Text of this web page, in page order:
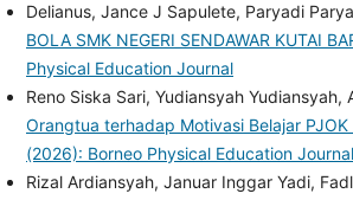
Delianus, Jance J Sapulete, Paryadi
BOLA SMK NEGERI SENDAWAR KUTAI
Physical Education Journal
Reno Siska Sari, Yudiansyah
Orangtua terhadap Motivasi Belajar PJOK
(2026): Borneo Physical Education Journal
Rizal Ardiansyah, Januar Inggar Yadi,